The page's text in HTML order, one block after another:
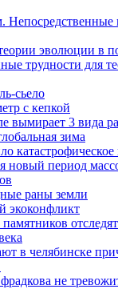
Непосредственные
эволюции в
трудности для
сьело
с кепкой
вымирает 3 вида
зима
новый период
раны земли
экоконфликт
в челябинске
не